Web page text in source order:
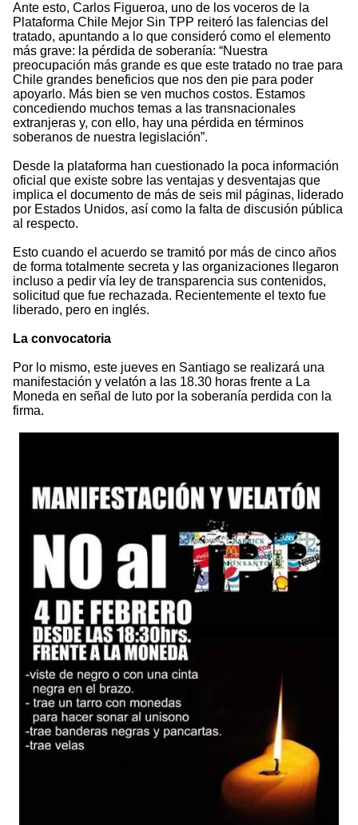
Ante esto, Carlos Figueroa, uno de los voceros de la
Plataforma Chile Mejor Sin TPP reiteró las falencias del
tratado, apuntando a lo que consideró como el elemento
más grave: la pérdida de soberanía: “Nuestra
preocupación más grande es que este tratado no trae para
Chile grandes beneficios que nos den pie para poder
apoyarlo. Más bien se ven muchos costos. Estamos
concediendo muchos temas a las transnacionales
extranjeras y, con ello, hay una pérdida en términos
soberanos de nuestra legislación”.
Desde la plataforma han cuestionado la poca información
oficial que existe sobre las ventajas y desventajas que
implica el documento de más de seis mil páginas, liderado
por Estados Unidos, así como la falta de discusión pública
al respecto.
Esto cuando el acuerdo se tramitó por más de cinco años
de forma totalmente secreta y las organizaciones llegaron
incluso a pedir vía ley de transparencia sus contenidos,
solicitud que fue rechazada. Recientemente el texto fue
liberado, pero en inglés.
La convocatoria
Por lo mismo, este jueves en Santiago se realizará una
manifestación y velatón a las 18.30 horas frente a La
Moneda en señal de luto por la soberanía perdida con la
firma.